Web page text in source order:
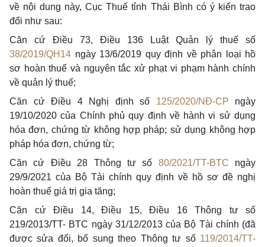
về nội dung này, Cục Thuế tỉnh Thái Bình có ý kiến trao
đổi như sau:
Căn cứ Điều 73, Điều 136 Luật Quản lý thuế số
38/2019/QH14 ngày 13/6/2019 quy định về phân loại hồ
sơ hoàn thuế và nguyên tắc xử phạt vi phạm hành chính
về quản lý thuế;
Căn cứ Điều 4 Nghị định số 125/2020/NĐ-CP ngày
19/10/2020 của Chính phủ quy định về hành vi sử dụng
hóa đơn, chứng từ không hợp pháp; sử dụng không hợp
pháp hóa đơn, chứng từ;
Căn cứ Điều 28 Thông tư số 80/2021/TT-BTC ngày
29/9/2021 của Bộ Tài chính quy định về hồ sơ đề nghị
hoàn thuế giá trị gia tăng;
Căn cứ Điều 14, Điều 15, Điều 16 Thông tư số
219/2013/TT- BTC ngày 31/12/2013 của Bộ Tài chính (đã
được sửa đổi, bổ sung theo Thông tư số 119/2014/TT-